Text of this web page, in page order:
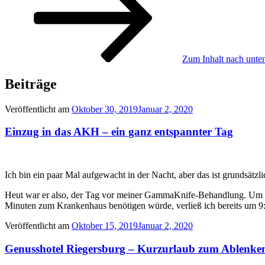
Zum Inhalt nach
Beiträge
Veröffentlicht am Oktober 30, 2019Januar 2, 2020
Einzug in das AKH – ein ganz entspannter Tag
Ich bin ein paar Mal aufgewacht in der Nacht, aber das ist
Heut war er also, der Tag vor meiner GammaKnife-Behandlung.
Minuten zum Krankenhaus benötigen würde, verließ ich bereits um
Veröffentlicht am Oktober 15, 2019Januar 2, 2020
Genusshotel Riegersburg – Kurzurlaub zum